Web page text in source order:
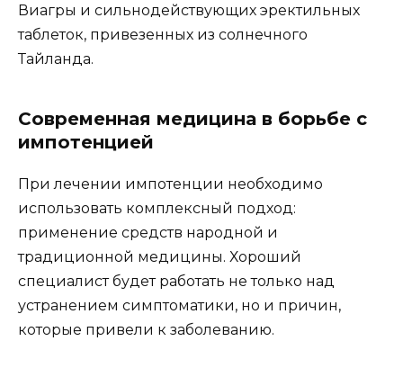
Виагры и сильнодействующих эректильных
таблеток, привезенных из солнечного
Тайланда.
Современная медицина в борьбе с
импотенцией
При лечении импотенции необходимо
использовать комплексный подход:
применение средств народной и
традиционной медицины. Хороший
специалист будет работать не только над
устранением симптоматики, но и причин,
которые привели к заболеванию.